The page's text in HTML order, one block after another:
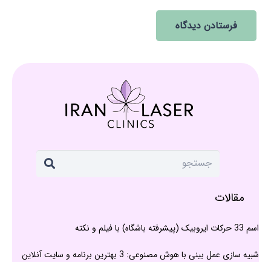
فرستادن دیدگاه
مقالات
اسم 33 حرکات ایروبیک (پیشرفته باشگاه) با فیلم و نکته
شبیه سازی عمل بینی با هوش مصنوعی: 3 بهترین برنامه و سایت آنلاین